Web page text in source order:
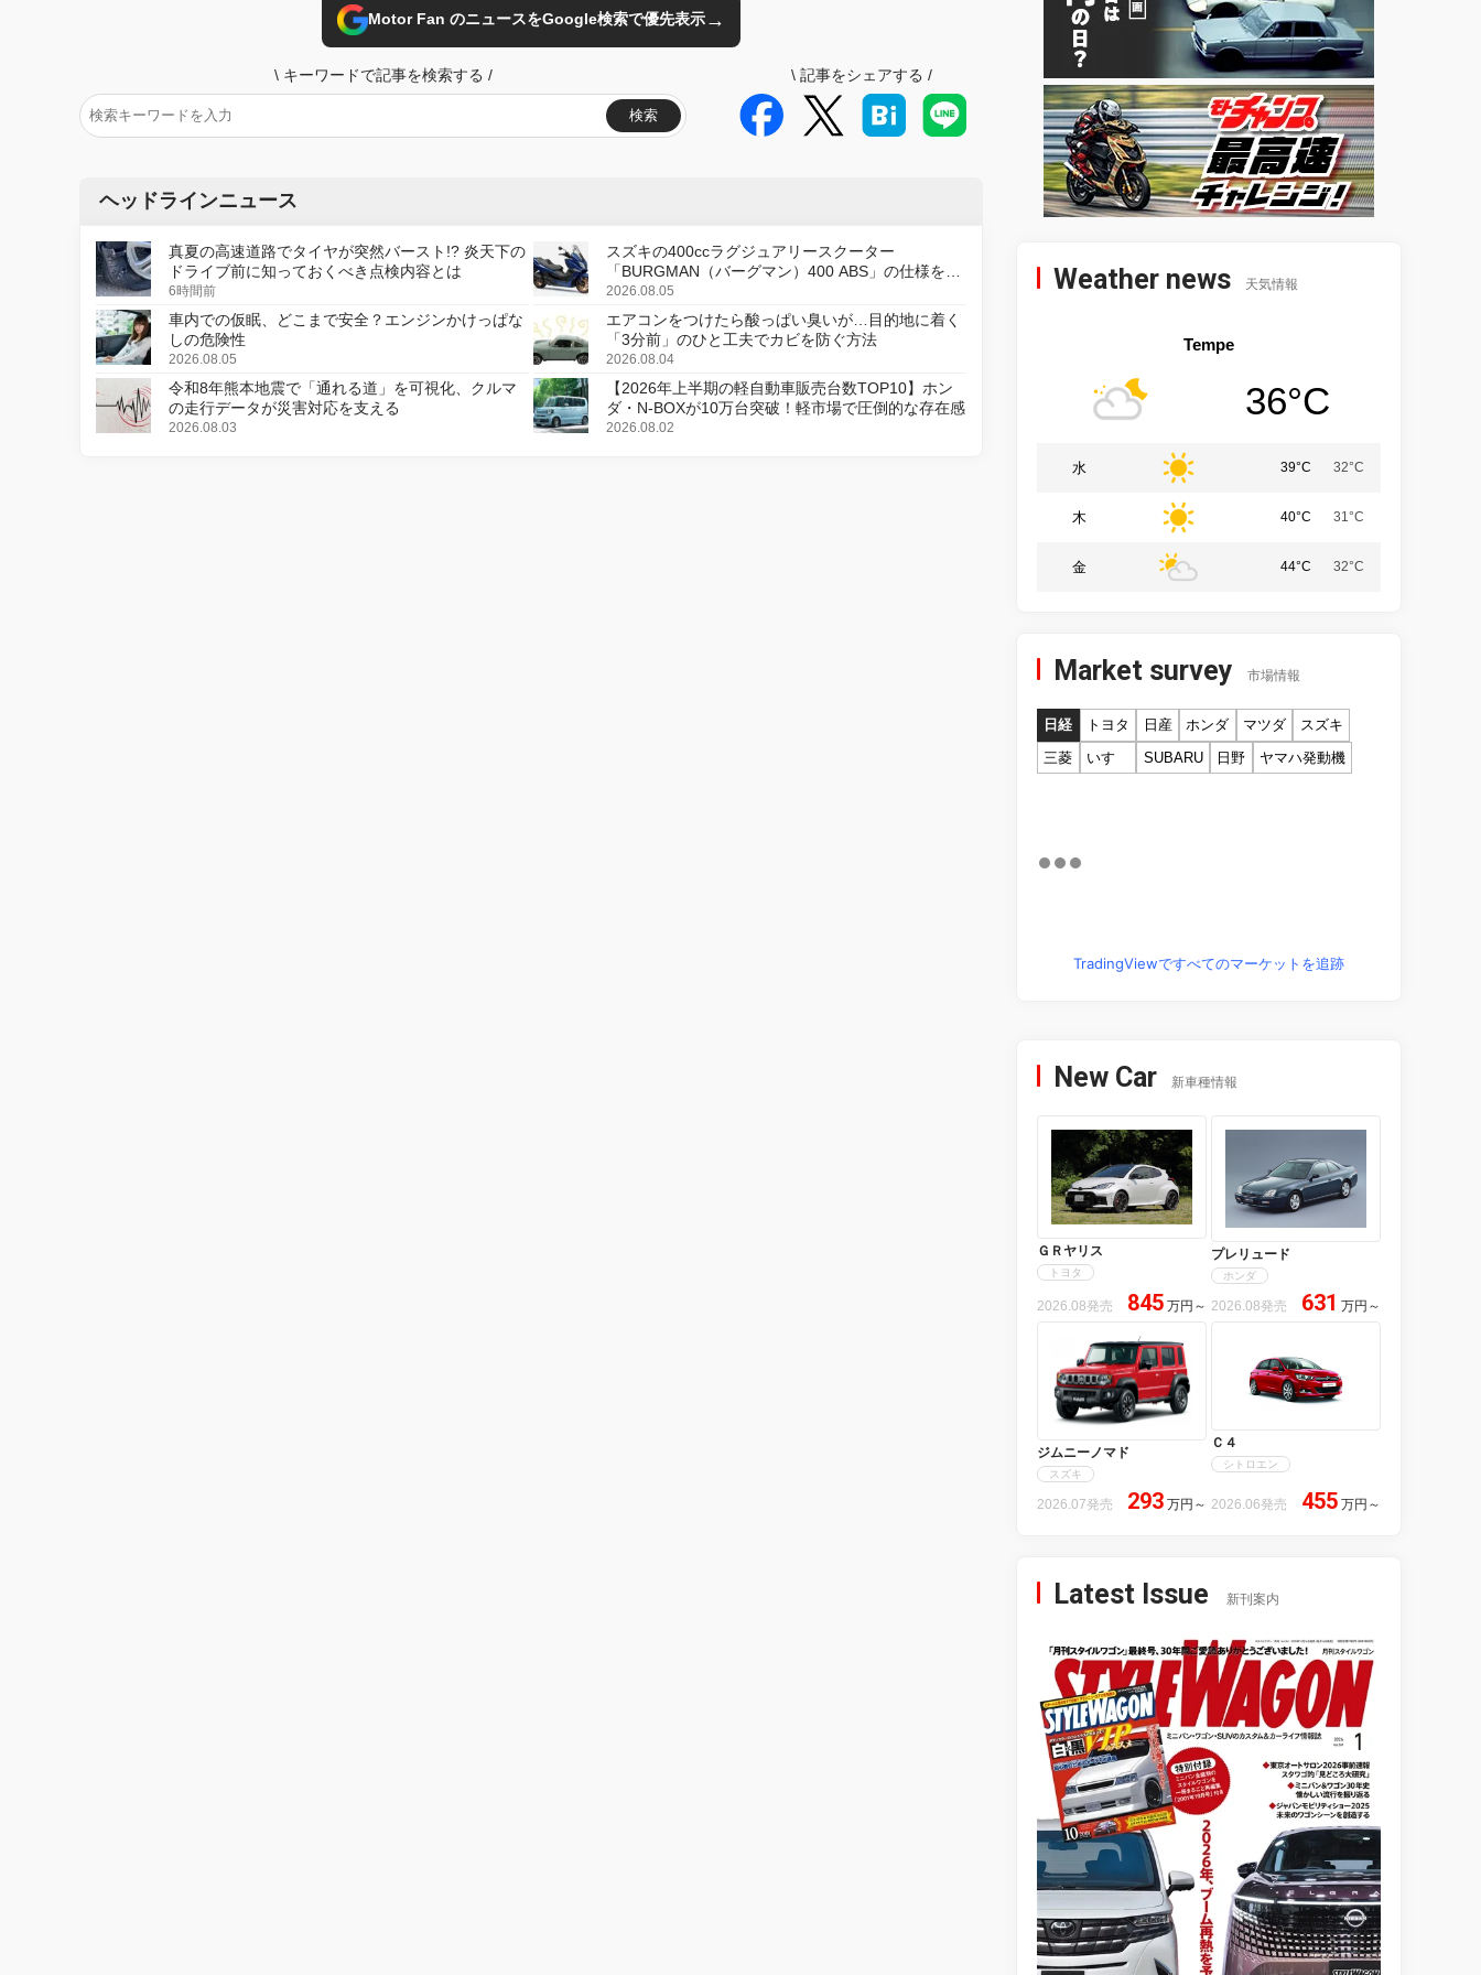
Motor Fan のニュースをGoogle検索で優先表示→
\ キーワードで記事を検索する /
検索
\ 記事をシェアする /
ヘッドラインニュース
真夏の高速道路でタイヤが突然バースト!? 炎天下の
ドライブ前に知っておくべき点検内容とは
6時間前
スズキの400ccラグジュアリースクーター
「BURGMAN（バーグマン）400 ABS」の仕様を変
更し、8月18日に発売
2026.08.05
車内での仮眠、どこまで安全？エンジンかけっぱな
しの危険性
2026.08.05
エアコンをつけたら酸っぱい臭いが…目的地に着く
「3分前」のひと工夫でカビを防ぐ方法
2026.08.04
令和8年熊本地震で「通れる道」を可視化、クルマ
の走行データが災害対応を支える
2026.08.03
【2026年上半期の軽自動車販売台数TOP10】ホン
ダ・N-BOXが10万台突破！軽市場で圧倒的な存在感
2026.08.02
Weather news 天気情報
Tempe
36°C
水 39°C 32°C
木 40°C 31°C
金 44°C 32°C
Market survey 市場情報
日経 トヨタ 日産 ホンダ マツダ
スズキ
三菱
いすゞ SUBARU 日野 ヤマハ発動機
TradingViewですべてのマーケットを追跡
New Car 新車種情報
ＧＲヤリス
トヨタ
2026.08発売 845 万円 ～
プレリュード
ホンダ
2026.08発売 631 万円 ～
ジムニーノマド
スズキ
2026.07発売 293 万円 ～
Ｃ４
シトロエン
2026.06発売 455 万円 ～
Latest Issue 新刊案内